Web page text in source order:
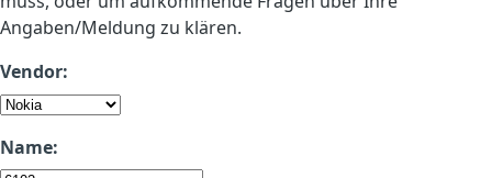
Angaben/Meldung zu klären.
Vendor:
Name: